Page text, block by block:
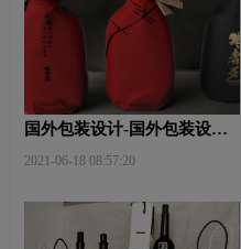
国外包装设计-国外包装设计
2021-06-18 08:57:20